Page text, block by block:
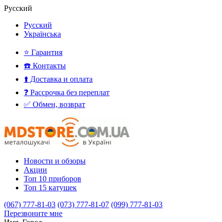
Русский
Русский
Українська
⭐ Гарантия
☎️ Контакты
⬆️ Доставка и оплата
❓ Рассрочка без переплат
✅ Обмен, возврат
Новости и обзоры
Акции
Топ 10 приборов
Топ 15 катушек
(067) 777-81-03 (073) 777-81-07 (099) 777-81-03
Перезвоните мне